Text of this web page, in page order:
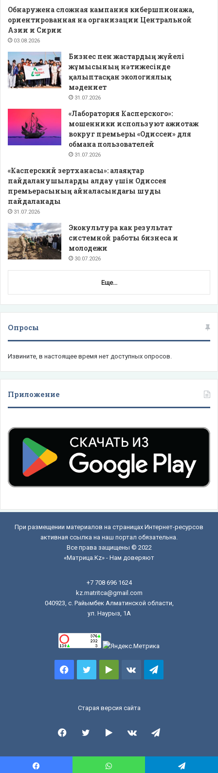
Обнаружена сложная кампания кибершпионажа,
ориентированная на организации Центральной
Азии и Сирии
03.08.2026
Бизнес пен жастардың жүйелі
жұмысының нәтижесінде
қалыптасқан экологиялық
мәдениет
31.07.2026
«Лаборатория Касперского»:
мошенники используют ажиотаж
вокруг премьеры «Одиссеи» для
обмана пользователей
31.07.2026
«Касперский зертханасы»: алаяқтар
пайдаланушыларды алдау үшін Одиссея
премьерасының айналасындағы шуды
пайдаланады
31.07.2026
Экокультура как результат
системной работы бизнеса и
молодежи
30.07.2026
Еще...
Опросы
Извините, в настоящее время нет доступных опросов.
Приложение
При размещении материалов на страницах Интернет-ресурсов
активная ссылка на наш портал обязательна.
Все права защищены © 2022
«Матрица.Kz» - Нам доверяют
+7 708 696 1624
kz.matritca@gmail.com
040923, с. Райымбек Алматинской области,
ул. Наурыз, 1А
FacebookTwitterGoogle vk.comTelegram
Старая версия сайта
FacebookTwitterGoogle
Play
vk.comTelegram